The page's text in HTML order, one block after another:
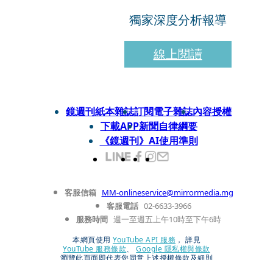
獨家深度分析報導
線上閱讀
鏡週刊紙本雜誌訂閱電子雜誌內容授權
下載APP新聞自律綱要
《鏡週刊》AI使用準則
客服信箱 MM-onlineservice@mirrormedia.mg
客服電話 02-6633-3966
服務時間 週一至週五上午10時至下午6時
本網頁使用 YouTube API 服務 ， 詳見
YouTube 服務條款、
Google 隱私權與條款
瀏覽此頁面即代表您同意上述授權條款及細則